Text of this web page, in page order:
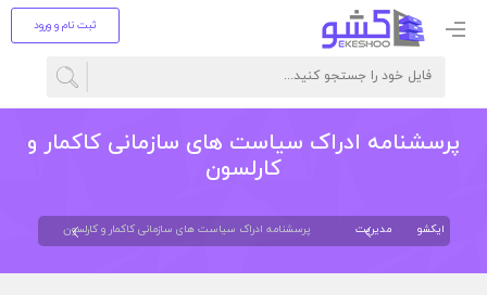
ثبت نام و ورود
پرسشنامه ادراک سیاست های سازمانی کاکمار و
کارلسون
ایکشو مدیریت پرسشنامه ادراک سیاست های سازمانی کاکمار و کارلسون